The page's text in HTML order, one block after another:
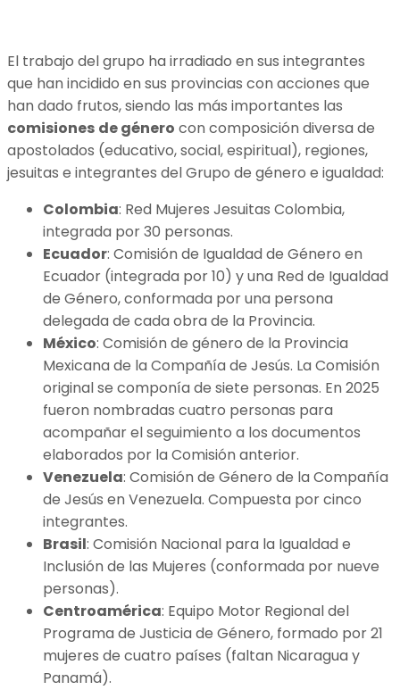
El trabajo del grupo ha irradiado en sus integrantes
que han incidido en sus provincias con acciones que
han dado frutos, siendo las más importantes las
comisiones de género con composición diversa de
apostolados (educativo, social, espiritual), regiones,
jesuitas e integrantes del Grupo de género e igualdad:
Colombia: Red Mujeres Jesuitas Colombia,
integrada por 30 personas.
Ecuador: Comisión de Igualdad de Género en
Ecuador (integrada por 10) y una Red de Igualdad
de Género, conformada por una persona
delegada de cada obra de la Provincia.
México: Comisión de género de la Provincia
Mexicana de la Compañía de Jesús. La Comisión
original se componía de siete personas. En 2025
fueron nombradas cuatro personas para
acompañar el seguimiento a los documentos
elaborados por la Comisión anterior.
Venezuela: Comisión de Género de la Compañía
de Jesús en Venezuela. Compuesta por cinco
integrantes.
Brasil: Comisión Nacional para la Igualdad e
Inclusión de las Mujeres (conformada por nueve
personas).
Centroamérica: Equipo Motor Regional del
Programa de Justicia de Género, formado por 21
mujeres de cuatro países (faltan Nicaragua y
Panamá).